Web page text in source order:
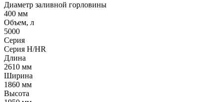
Диаметр заливной горловины
400 мм
Объем, л
5000
Серия
Серия H/HR
Длина
2610 мм
Ширина
1860 мм
Высота